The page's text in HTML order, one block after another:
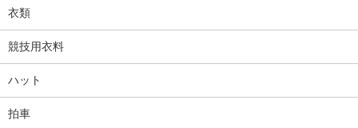
衣類
競技用衣料
ハット
拍車